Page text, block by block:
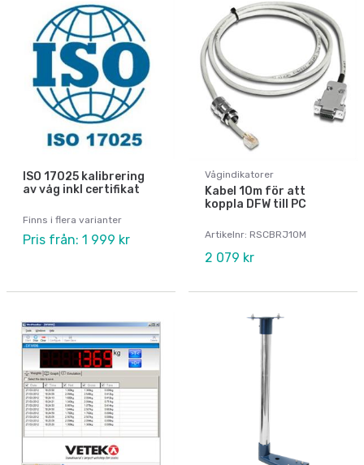
ISO 17025 kalibrering
av våg inkl certifikat
Finns i flera varianter
Pris från: 1 999 kr
Vågindikatorer
Kabel 10m för att
koppla DFW till PC
Artikelnr: RSCBRJ10M
2 079 kr